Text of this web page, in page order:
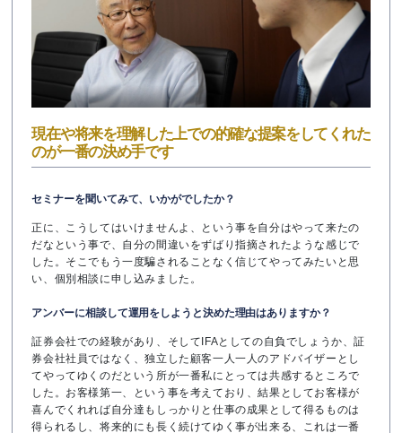
現在や将来を理解した上での的確な提案をしてくれた
のが一番の決め手です
セミナーを聞いてみて、いかがでしたか？
正に、こうしてはいけませんよ、という事を自分はやって来たの
だなという事で、自分の間違いをずばり指摘されたような感じで
した。そこでもう一度騙されることなく信じてやってみたいと思
い、個別相談に申し込みました。
アンバーに相談して運用をしようと決めた理由はありますか？
証券会社での経験があり、そしてIFAとしての自負でしょうか、証
券会社社員ではなく、独立した顧客一人一人のアドバイザーとし
てやってゆくのだという所が一番私にとっては共感するところで
した。お客様第一、という事を考えており、結果としてお客様が
喜んでくれれば自分達もしっかりと仕事の成果として得るものは
得られるし、将来的にも長く続けてゆく事が出来る、これは一番